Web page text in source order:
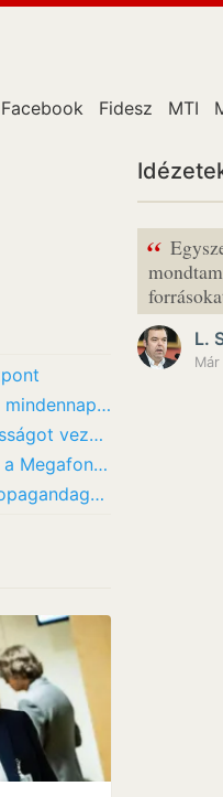
Facebook Fidesz MTI
Lannert Judit: Az előző kormány a tanárok béréből csoportosított át mindennapi működésre
„Még lavorban sem engedhetnek maguknak vizet” – energiatakarékosságot vezettek be a…
Apáti Bence szerint már egyetlen korábbi propagandista se dolgozik a Megafonnál
Kártyavárként omlik össze a Megafon, heten maradtak a fideszes propagandagyárban
“
L.